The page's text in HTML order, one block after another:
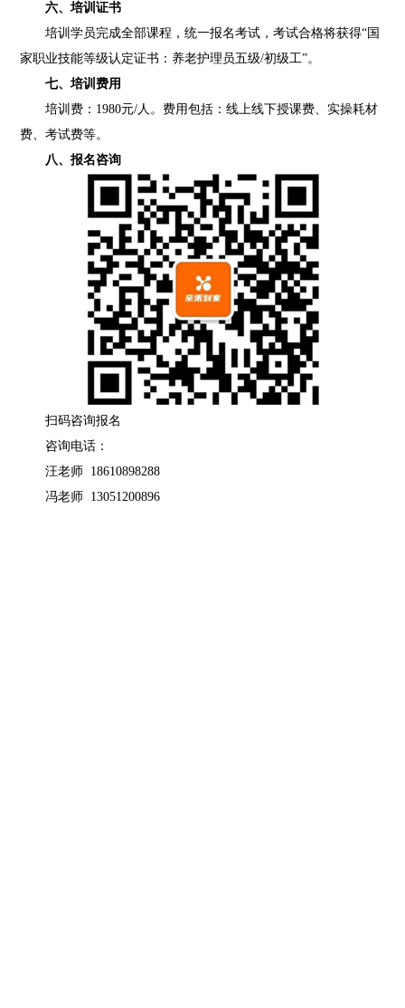
六、培训证书
培训学员完成全部课程，统一报名考试，考试合格将获得“国
家职业技能等级认定证书：养老护理员五级/初级工”。
七、培训费用
培训费：1980元/人。费用包括：线上线下授课费、实操耗材
费、考试费等。
八、报名咨询
扫码咨询报名
咨询电话：
汪老师 18610898288
冯老师 13051200896